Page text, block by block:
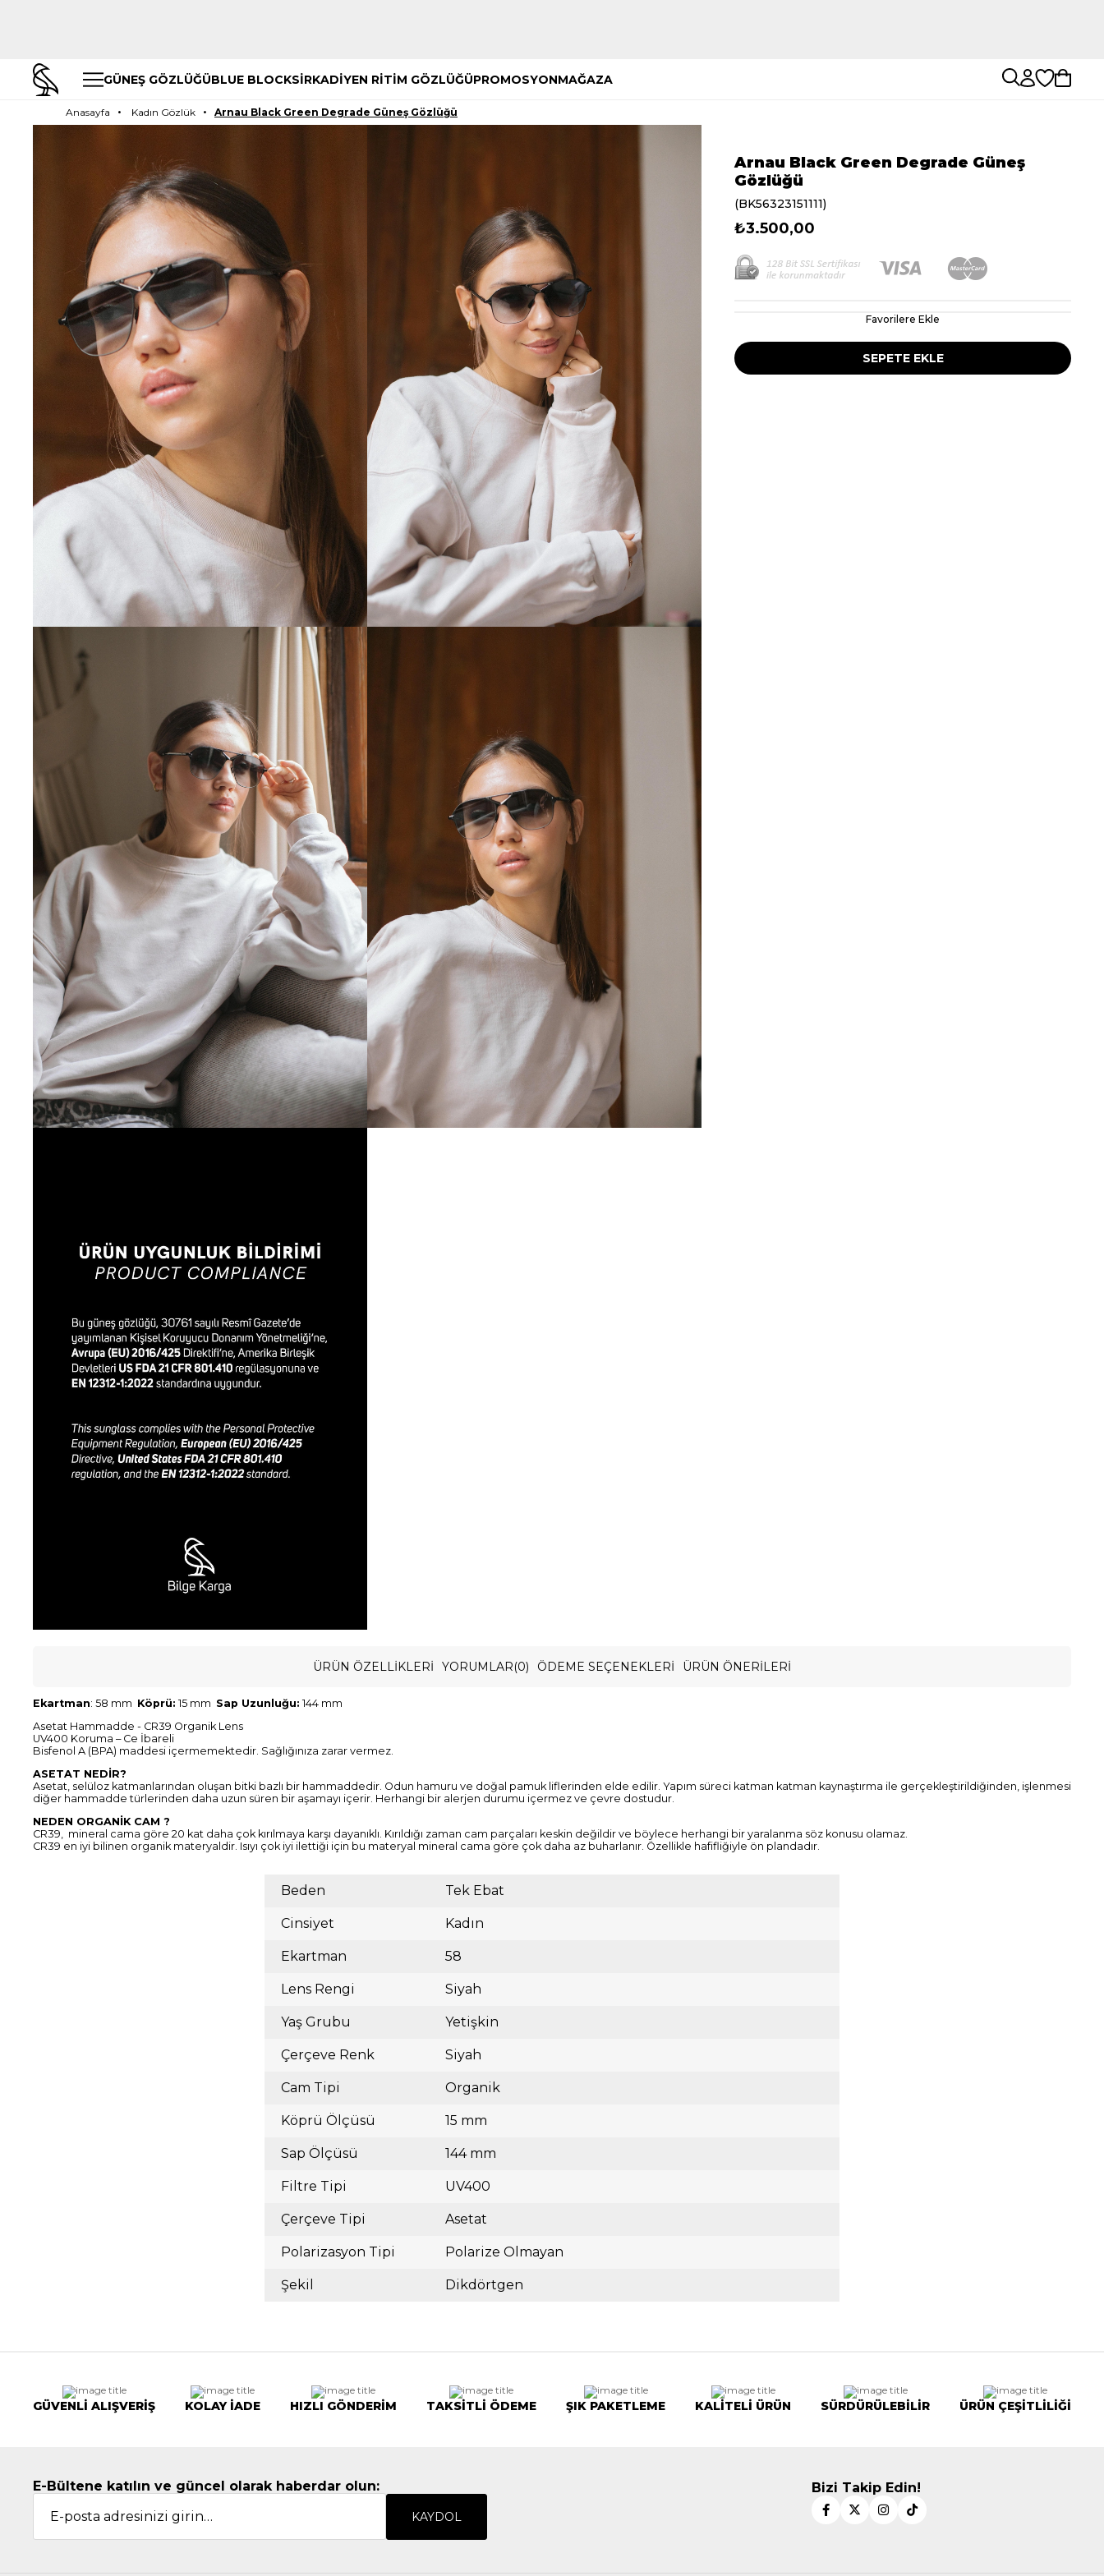
GÜNEŞ GÖZLÜĞÜBLUE BLOCKSİRKADİYEN RİTİM GÖZLÜĞÜPROMOSYONMAĞAZA
Anasayfa Kadın Gözlük Arnau Black Green Degrade Güneş Gözlüğü
Arnau Black Green Degrade Güneş
Gözlüğü
(BK56323151111)
₺3.500,00
Favorilere Ekle
ÜRÜN ÖZELLIKLERI YORUMLAR(0) ÖDEME SEÇENEKLERI ÜRÜN ÖNERILERI
Ekartman: 58 mm Köprü: 15 mm Sap Uzunluğu: 144 mm
Asetat Hammadde - CR39 Organik Lens
UV400 Koruma – Ce İbareli
Bisfenol A (BPA) maddesi içermemektedir. Sağlığınıza zarar vermez.
ASETAT NEDİR?
Asetat, selüloz katmanlarından oluşan bitki bazlı bir hammaddedir. Odun hamuru ve doğal pamuk liflerinden elde edilir. Yapım süreci katman katman kaynaştırma ile gerçekleştirildiğinden, işlenmesi
diğer hammadde türlerinden daha uzun süren bir aşamayı içerir. Herhangi bir alerjen durumu içermez ve çevre dostudur.
NEDEN ORGANİK CAM ?
CR39, mineral cama göre 20 kat daha çok kırılmaya karşı dayanıklı. Kırıldığı zaman cam parçaları keskin değildir ve böylece herhangi bir yaralanma söz konusu olamaz.
CR39 en iyi bilinen organik materyaldir. Isıyı çok iyi ilettiği için bu materyal mineral cama göre çok daha az buharlanır. Özellikle hafifliğiyle ön plandadır.
Beden Tek Ebat
Cinsiyet Kadın
Ekartman 58
Lens Rengi Siyah
Yaş Grubu Yetişkin
Çerçeve Renk Siyah
Cam Tipi Organik
Köprü Ölçüsü 15 mm
Sap Ölçüsü 144 mm
Filtre Tipi UV400
Çerçeve Tipi Asetat
Polarizasyon Tipi Polarize Olmayan
Şekil Dikdörtgen
GÜVENLİ ALIŞVERİŞ KOLAY İADE HIZLI GÖNDERİM TAKSİTLİ ÖDEME ŞIK PAKETLEME KALİTELİ ÜRÜN SÜRDÜRÜLEBİLİR ÜRÜN ÇEŞİTLİLİĞİ
E-Bültene katılın ve güncel olarak haberdar olun:
KAYDOL
Bizi Takip Edin!